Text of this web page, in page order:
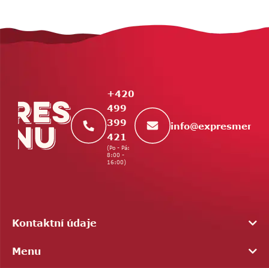
Z
á
+420
499
399
421
(Po - Pá:
8:00 -
16:00)
info@
Kontaktní údaje
Menu